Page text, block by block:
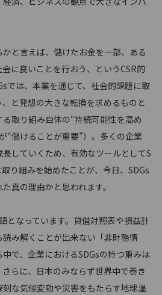
と言えば、儲けたお金を一部、ある
に良いことを行おう、というCSR的
では、本業を通じて、社会的課題に取
と発想の大きな転換を求めるものと
取り組み自体の“持続可能性を高め
“儲けることが重要”）。多くの企業
していくため、有効なツールとしてS
り組みを始めたことが、今日、SDGs
真の理由かと思われます。
となっています。貸借対照表や損益計
み解くことが出来ない「非財務情
で、企業におけるSDGsの持つ重みは
らに、日本のみならず世界中で巻き
な気候変動や災害をもたらす地球温